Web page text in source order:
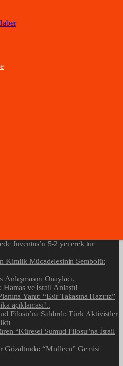
İftarıyla Taçlandı: ‘Birlikte
Juventus’u 5-2 yenerek tur
Kimlik Mücadelesinin Sembolü:
Onayladı.
Hamas ve İsrail Anlaştı!
Yanıt: “Esir Takasına Hazırız”
açıklaması!..
Filosu’na Saldırdı: Türk Aktivistler
“Küresel Sumud Filosu”na İsrail
Gözaltında: “Madleen” Gemisi